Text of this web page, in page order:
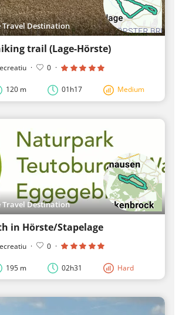
Travel Destination
trail (Lage-Hörste)
· 0 ·
120 m 01h17 Medium
Travel Destination
in Hörste/Stapelage
· 0 ·
195 m 02h31 Hard